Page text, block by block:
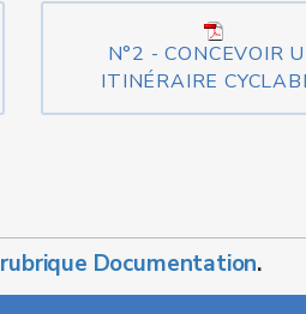
N°2 - CONCEVOIR
ITINÉRAIRE
rubrique Documentation.